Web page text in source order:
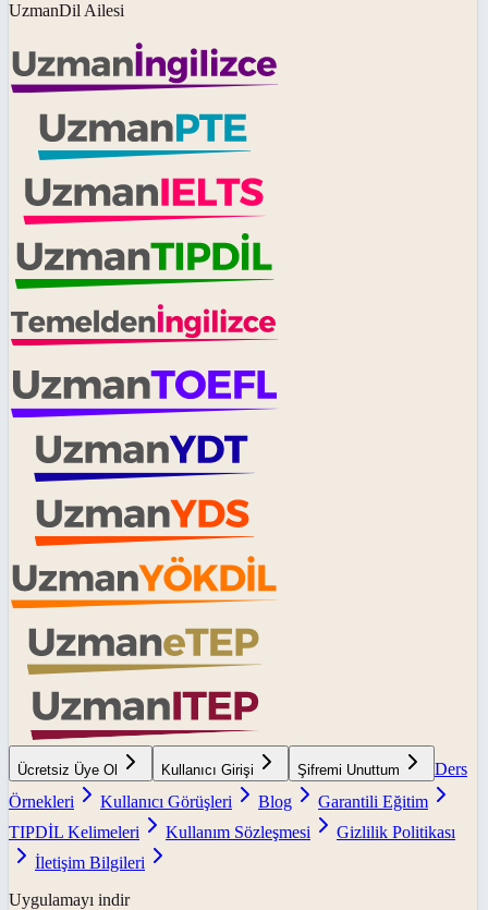
UzmanDil Ailesi
Ücretsiz Üye Ol Kullanıcı Girişi Şifremi Unuttum
Ders
Örnekleri
Kullanıcı Görüşleri Blog
Garantili Eğitim
TIPDİL Kelimeleri
Kullanım Sözleşmesi
Gizlilik Politikası
İletişim Bilgileri
Uygulamayı indir